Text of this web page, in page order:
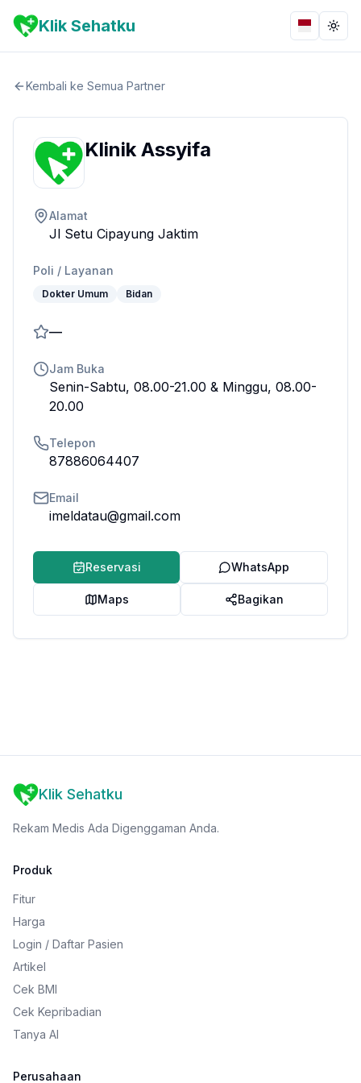
Klik Sehatku Bahasa
Kembali ke Semua Partner
Klinik Assyifa
Alamat
Jl Setu Cipayung Jaktim
Poli / Layanan
Dokter Umum Bidan
—
Jam Buka
Senin-Sabtu, 08.00-21.00 & Minggu, 08.00-
20.00
Telepon
87886064407
Email
imeldatau@gmail.com
Reservasi WhatsApp
Maps Bagikan
Klik Sehatku
Rekam Medis Ada Digenggaman Anda.
Produk
Fitur
Harga
Login / Daftar Pasien
Artikel
Cek BMI
Cek Kepribadian
Tanya AI
Perusahaan